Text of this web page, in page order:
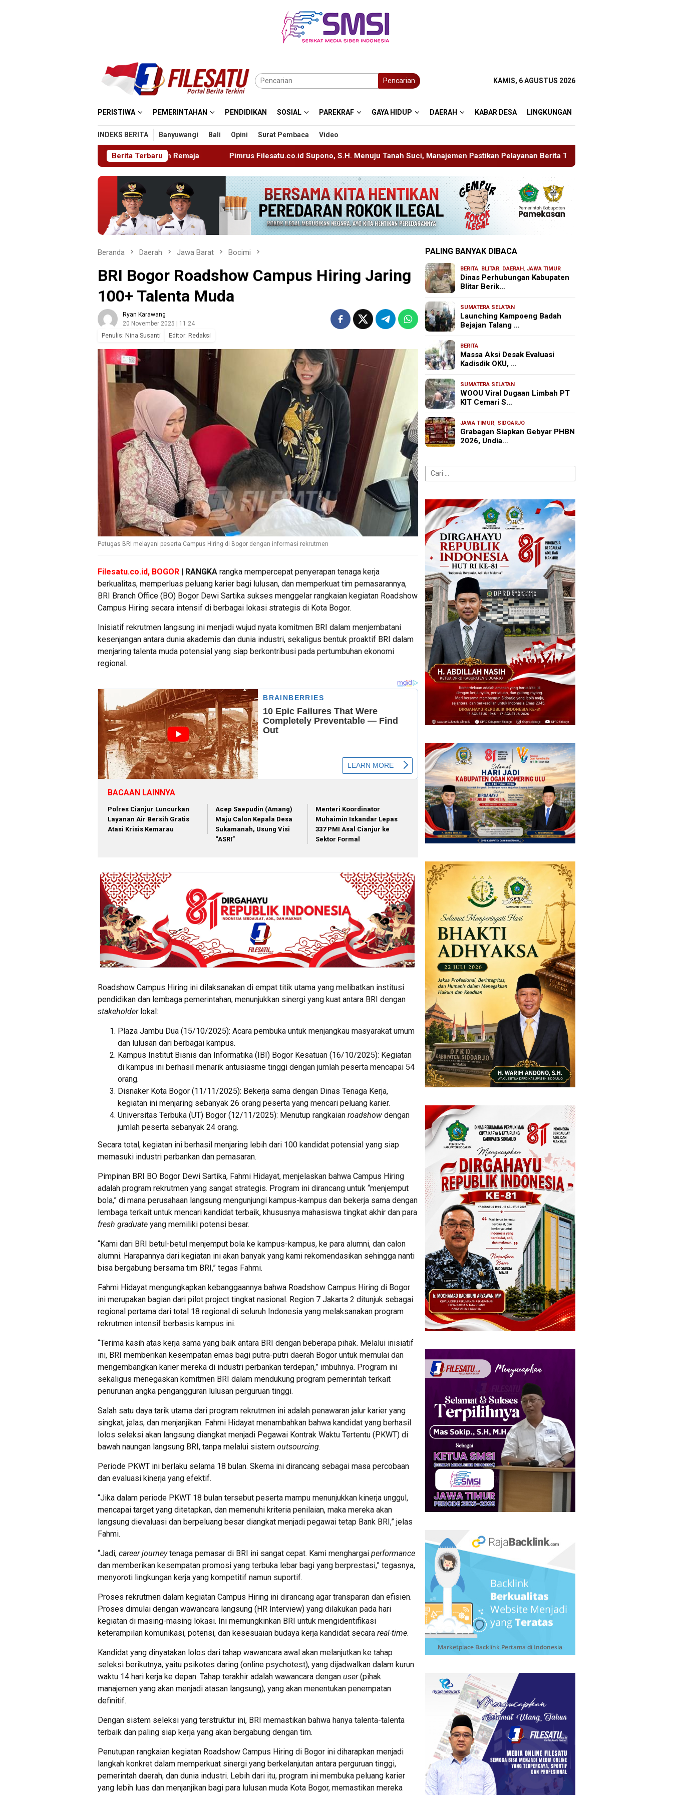
Pencarian KAMIS, 6 AGUSTUS 2026
PERISTIWA PEMERINTAHAN PENDIDIKAN SOSIAL PAREKRAF GAYA HIDUP DAERAH KABAR DESA LINGKUNGAN
INDEKS BERITA Banyuwangi Bali Opini Surat Pembaca Video
Berita TerbaruPimrus Filesatu.co.id Supono, S.H. Menuju Tanah Suci, Manajemen Pastikan Pelayanan Berita Tetap Maksimal Rudenim Pusat Tanjung Pinang
Beranda Daerah Jawa Barat Bocimi
BRI Bogor Roadshow Campus Hiring Jaring
100+ Talenta Muda
Ryan Karawang
20 November 2025 | 11:24
Penulis: Nina Susanti Editor: Redaksi
Petugas BRI melayani peserta Campus Hiring di Bogor dengan informasi rekrutmen
Filesatu.co.id, BOGOR | RANGKA rangka mempercepat penyerapan tenaga kerja
berkualitas, memperluas peluang karier bagi lulusan, dan memperkuat tim pemasarannya,
BRI Branch Office (BO) Bogor Dewi Sartika sukses menggelar rangkaian kegiatan Roadshow
Campus Hiring secara intensif di berbagai lokasi strategis di Kota Bogor.
Inisiatif rekrutmen langsung ini menjadi wujud nyata komitmen BRI dalam menjembatani
kesenjangan antara dunia akademis dan dunia industri, sekaligus bentuk proaktif BRI dalam
menjaring talenta muda potensial yang siap berkontribusi pada pertumbuhan ekonomi
regional.
BACAAN LAINNYA
Polres Cianjur Luncurkan
Layanan Air Bersih Gratis
Atasi Krisis Kemarau
Acep Saepudin (Amang)
Maju Calon Kepala Desa
Sukamanah, Usung Visi
“ASRI”
Menteri Koordinator
Muhaimin Iskandar Lepas
337 PMI Asal Cianjur ke
Sektor Formal
Roadshow Campus Hiring ini dilaksanakan di empat titik utama yang melibatkan institusi
pendidikan dan lembaga pemerintahan, menunjukkan sinergi yang kuat antara BRI dengan
stakeholderlokal:
Plaza Jambu Dua (15/10/2025): Acara pembuka untuk menjangkau masyarakat umum
dan lulusan dari berbagai kampus.
Kampus Institut Bisnis dan Informatika (IBI) Bogor Kesatuan (16/10/2025): Kegiatan
di kampus ini berhasil menarik antusiasme tinggi dengan jumlah peserta mencapai 54
orang.
Disnaker Kota Bogor (11/11/2025): Bekerja sama dengan Dinas Tenaga Kerja,
kegiatan ini menjaring sebanyak 26 orang peserta yang mencari peluang karier.
Universitas Terbuka (UT) Bogor (12/11/2025): Menutup rangkaian roadshow dengan
jumlah peserta sebanyak 24 orang.
Secara total, kegiatan ini berhasil menjaring lebih dari 100 kandidat potensial yang siap
memasuki industri perbankan dan pemasaran.
Pimpinan BRI BO Bogor Dewi Sartika, Fahmi Hidayat, menjelaskan bahwa Campus Hiring
adalah program rekrutmen yang sangat strategis. Program ini dirancang untuk “menjemput
bola,” di mana perusahaan langsung mengunjungi kampus-kampus dan bekerja sama dengan
lembaga terkait untuk mencari kandidat terbaik, khususnya mahasiswa tingkat akhir dan para
fresh graduate yang memiliki potensi besar.
“Kami dari BRI betul-betul menjemput bola ke kampus-kampus, ke para alumni, dan calon
alumni. Harapannya dari kegiatan ini akan banyak yang kami rekomendasikan sehingga nanti
bisa bergabung bersama tim BRI,” tegas Fahmi.
Fahmi Hidayat mengungkapkan kebanggaannya bahwa Roadshow Campus Hiring di Bogor
ini merupakan bagian dari pilot project tingkat nasional. Region 7 Jakarta 2 ditunjuk sebagai
regional pertama dari total 18 regional di seluruh Indonesia yang melaksanakan program
rekrutmen intensif berbasis kampus ini.
“Terima kasih atas kerja sama yang baik antara BRI dengan beberapa pihak. Melalui inisiatif
ini, BRI memberikan kesempatan emas bagi putra-putri daerah Bogor untuk memulai dan
mengembangkan karier mereka di industri perbankan terdepan,” imbuhnya. Program ini
sekaligus menegaskan komitmen BRI dalam mendukung program pemerintah terkait
penurunan angka pengangguran lulusan perguruan tinggi.
Salah satu daya tarik utama dari program rekrutmen ini adalah penawaran jalur karier yang
singkat, jelas, dan menjanjikan. Fahmi Hidayat menambahkan bahwa kandidat yang berhasil
lolos seleksi akan langsung diangkat menjadi Pegawai Kontrak Waktu Tertentu (PKWT) di
bawah naungan langsung BRI, tanpa melalui sistem outsourcing.
Periode PKWT ini berlaku selama 18 bulan. Skema ini dirancang sebagai masa percobaan
dan evaluasi kinerja yang efektif.
“Jika dalam periode PKWT 18 bulan tersebut peserta mampu menunjukkan kinerja unggul,
mencapai target yang ditetapkan, dan memenuhi kriteria penilaian, maka mereka akan
langsung dievaluasi dan berpeluang besar diangkat menjadi pegawai tetap Bank BRI,” jelas
Fahmi.
“Jadi, career journeytenaga pemasar di BRI ini sangat cepat. Kami menghargai performance
dan memberikan kesempatan promosi yang terbuka lebar bagi yang berprestasi,” tegasnya,
menyoroti lingkungan kerja yang kompetitif namun suportif.
Proses rekrutmen dalam kegiatan Campus Hiring ini dirancang agar transparan dan efisien.
Proses dimulai dengan wawancara langsung (HR Interview) yang dilakukan pada hari
kegiatan di masing-masing lokasi. Ini memungkinkan BRI untuk mengidentifikasi
keterampilan komunikasi, potensi, dan kesesuaian budaya kerja kandidat secara real-time.
Kandidat yang dinyatakan lolos dari tahap wawancara awal akan melanjutkan ke tahap
seleksi berikutnya, yaitu psikotes daring (online psychotest), yang dijadwalkan dalam kurun
waktu 14 hari kerja ke depan. Tahap terakhir adalah wawancara dengan user(pihak
manajemen yang akan menjadi atasan langsung), yang akan menentukan penempatan
definitif.
Dengan sistem seleksi yang terstruktur ini, BRI memastikan bahwa hanya talenta-talenta
terbaik dan paling siap kerja yang akan bergabung dengan tim.
Penutupan rangkaian kegiatan Roadshow Campus Hiring di Bogor ini diharapkan menjadi
langkah konkret dalam memperkuat sinergi yang berkelanjutan antara perguruan tinggi,
pemerintah daerah, dan dunia industri. Lebih dari itu, program ini membuka peluang karier
yang lebih luas dan menjanjikan bagi para lulusan muda Kota Bogor, memastikan mereka
PALING BANYAK DIBACA
BERITA, BLITAR, DAERAH ,JAWA TIMUR
Dinas Perhubungan Kabupaten
Blitar Berik…
SUMATERA SELATAN
Launching Kampoeng Badah
Bejajan Talang …
BERITA
Massa Aksi Desak Evaluasi
Kadisdik OKU, …
SUMATERA SELATAN
WOOU Viral Dugaan Limbah PT
KIT Cemari S…
JAWA TIMUR, SIDOARJO
Grabagan Siapkan Gebyar PHBN
2026, Undia…
Cari
untuk: